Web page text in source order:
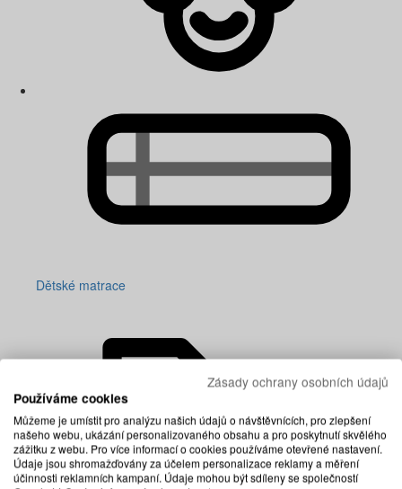
Dětské matrace
Zásady ochrany osobních údajů
Používáme cookies
Můžeme je umístit pro analýzu našich údajů o návštěvnících, pro zlepšení
našeho webu, ukázání personalizovaného obsahu a pro poskytnutí skvělého
zážitku z webu. Pro více informací o cookies používáme otevřené nastavení.
Údaje jsou shromažďovány za účelem personalizace reklamy a měření
účinnosti reklamních kampaní. Údaje mohou být sdíleny se společností